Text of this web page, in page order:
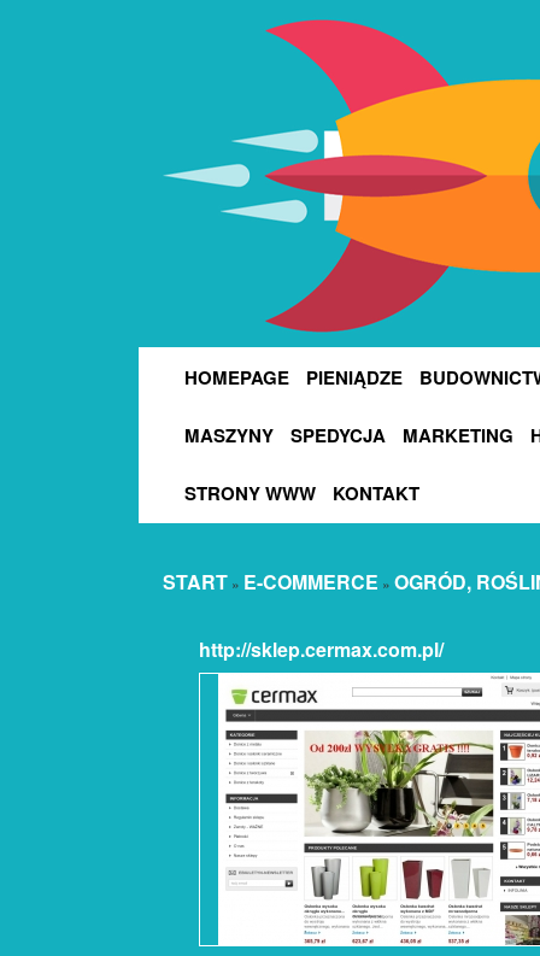
HOMEPAGE PIENIĄDZE
MASZYNY SPEDYCJA MARKETING
STRONY WWW KONTAKT
START » E-COMMERCE » OGRÓD,
http://sklep.cermax.com.pl/